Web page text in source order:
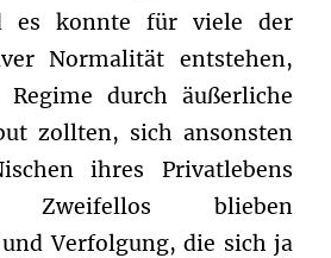
es konnte für viele der
Normalität entstehen,
durch äußerliche
zollten, sich ansonsten
ihres Privatlebens
Zweifellos blieben
Verfolgung, die sich ja